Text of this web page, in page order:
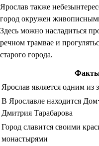
Ярослав также
город окружен
Здесь можно насладиться
речном трамвае и
старого города.
Ярослав является одним из
В Ярославле находится
Дмитрия Тарабарова
Город славится своими
монастырями